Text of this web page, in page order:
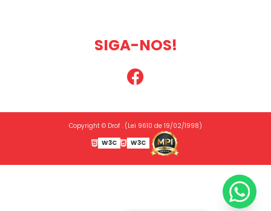
SIGA-NOS!
Copyright © Drof . (Lei 9610 de 19/02/1998)
W3C
W3C